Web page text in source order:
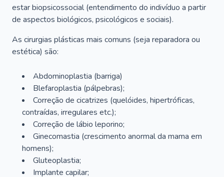
estar biopsicossocial (entendimento do indivíduo a partir
de aspectos biológicos, psicológicos e sociais).
As cirurgias plásticas mais comuns (seja reparadora ou
estética) são:
Abdominoplastia (barriga)
Blefaroplastia (pálpebras);
Correção de cicatrizes (quelóides, hipertróficas,
contraídas, irregulares etc.);
Correção de lábio leporino;
Ginecomastia (crescimento anormal da mama em
homens);
Gluteoplastia;
Implante capilar;